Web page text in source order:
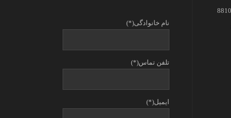
نام خانوادگی(*)
تلفن تماس(*)
ایمیل(*)